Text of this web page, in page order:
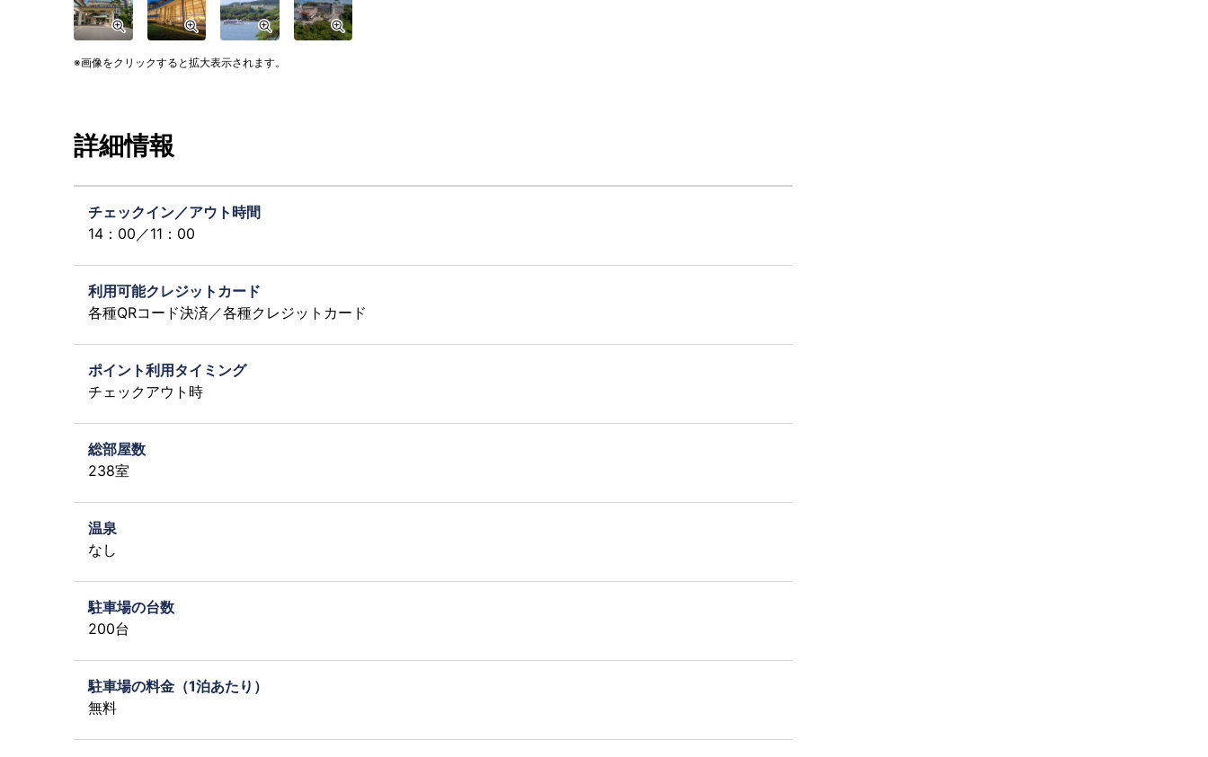
画像をクリックすると拡大表示されます。
詳細情報
チェックイン／アウト時間
14：00／11：00
利用可能クレジットカード
各種QRコード決済／各種クレジットカード
ポイント利用タイミング
チェックアウト時
総部屋数
238室
温泉
なし
駐車場の台数
200台
駐車場の料金（1泊あたり）
無料